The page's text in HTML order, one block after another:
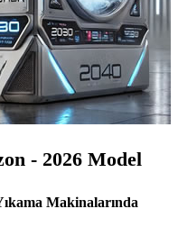
- 2026 Model
Makinalarında